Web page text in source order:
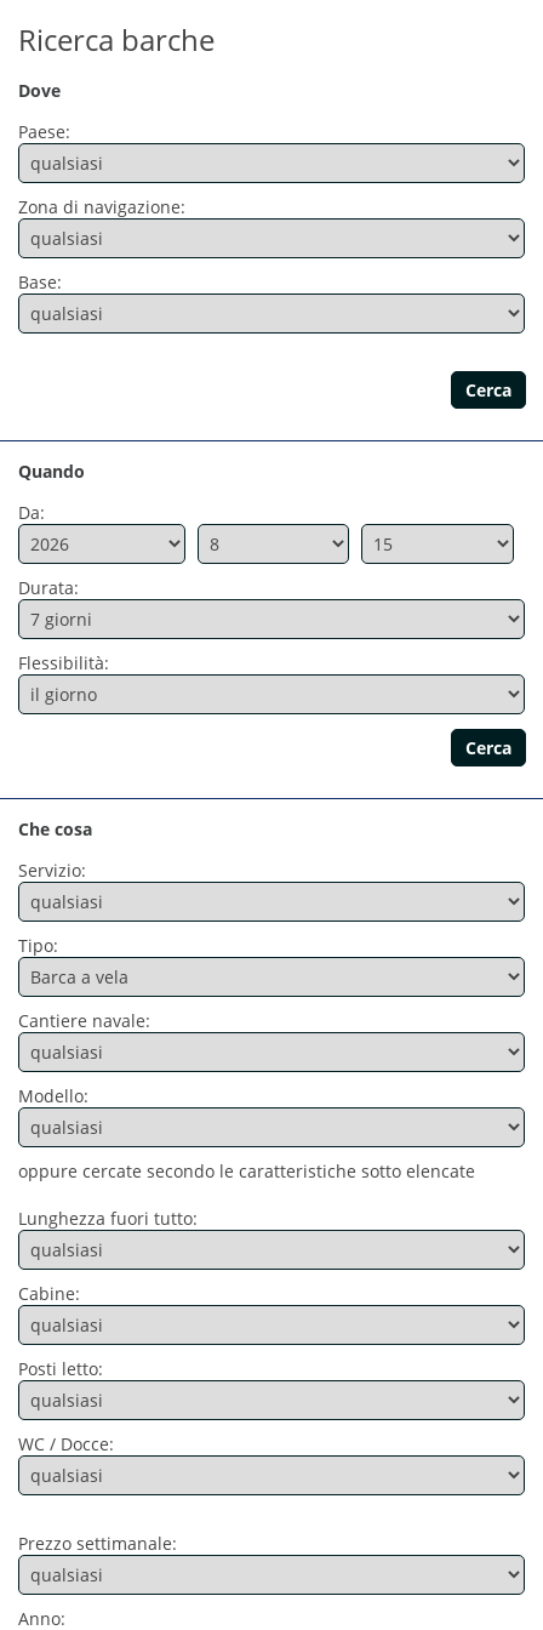
Ricerca barche
Dove
Paese:
Zona di navigazione:
Base:
Quando
Da:
Durata:
Flessibilità:
Che cosa
Servizio:
Tipo:
Cantiere navale:
Modello:
oppure cercate secondo le caratteristiche sotto elencate
Lunghezza fuori tutto:
Cabine:
Posti letto:
WC / Docce:
Prezzo settimanale:
Anno: